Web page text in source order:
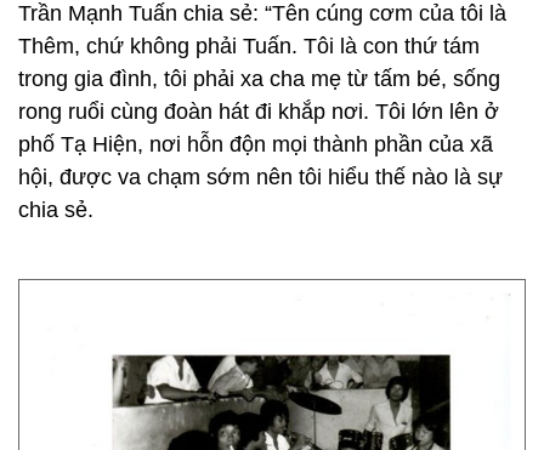
Trần Mạnh Tuấn chia sẻ: “Tên cúng cơm của tôi là
Thêm, chứ không phải Tuấn. Tôi là con thứ tám
trong gia đình, tôi phải xa cha mẹ từ tấm bé, sống
rong ruổi cùng đoàn hát đi khắp nơi. Tôi lớn lên ở
phố Tạ Hiện, nơi hỗn độn mọi thành phần của xã
hội, được va chạm sớm nên tôi hiểu thế nào là sự
chia sẻ.